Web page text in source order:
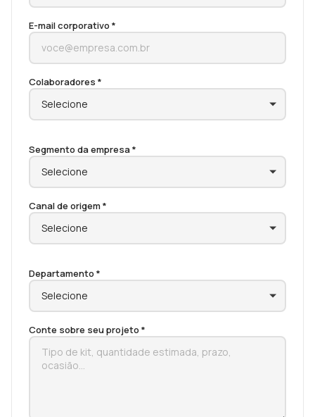
E-mail corporativo *
Colaboradores *
Segmento da empresa *
Canal de origem *
Departamento *
Conte sobre seu projeto *